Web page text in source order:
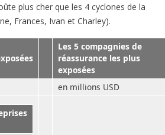
plus cher que les 4 cyclones de la
Frances, Ivan et Charley).
Les 5 compagnies de
réassurance les plus
exposées
en millions USD